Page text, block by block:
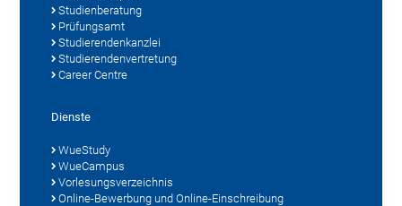
Studienberatung
Prüfungsamt
Studierendenkanzlei
Studierendenvertretung
Career Centre
Dienste
WueStudy
WueCampus
Vorlesungsverzeichnis
Online-Bewerbung und Online-Einschreibung